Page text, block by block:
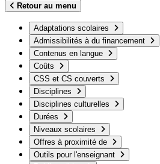
Retour au menu
Adaptations scolaires
Admissibilités à du financement
Contenus en langue
Coûts
CSS et CS couverts
Disciplines
Disciplines culturelles
Durées
Niveaux scolaires
Offres à proximité de
Outils pour l'enseignant